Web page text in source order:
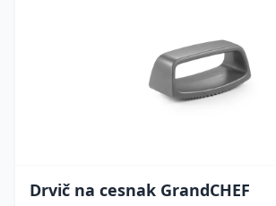
Drvič na cesnak GrandCHEF